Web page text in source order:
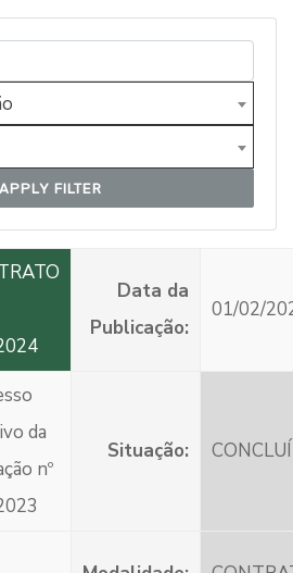
APPLY FILTER
Data da
Publicação:
01/02/
da
nº
Situação: